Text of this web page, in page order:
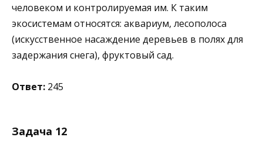
человеком и контролируемая им. К таким
экосистемам относятся: аквариум, лесополоса
(искусственное насаждение деревьев в полях для
задержания снега), фруктовый сад.
Ответ: 245
Задача 12